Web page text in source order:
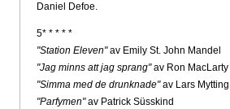
Daniel Defoe.
5* * * * *
"Station Eleven"av Emily St. John Mandel
"Jag minns att jag sprang"av Ron MacLarty
"Simma med de drunknade"av Lars Mytting
"Parfymen"av Patrick Süsskind